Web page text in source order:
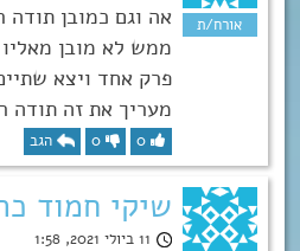
אה וגם כמובן
ממש לא מובן
פרק אחד ויצא
מעריך את זה תודה
0
0 הגב
שיקי חמוד
11 ביולי 2021, 1:58